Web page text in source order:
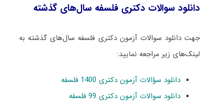
دانلود سوالات دکتری فلسفه سال‌های گذشته
جهت دانلود سوالات آزمون دکتری فلسفه سال‌های گذشته به
لینک‌های زیر مراجعه نمایید:
دانلود سؤالات آزمون دکتری 1400 فلسفه
دانلود سوالات آزمون دکتری 99 فلسفه